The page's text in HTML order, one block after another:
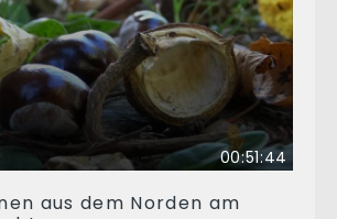
00:51:44
aus dem Norden am